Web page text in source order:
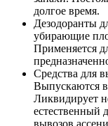
долгое время.
Дезодоранты
убирающие
Применяется
Средства для
Выпускаются
Ликвидирует
естественный